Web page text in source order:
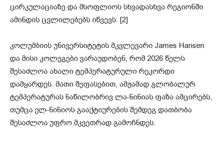
ცირკულაციაზე და მსოფლიოს სხვადასხვა რეგიონში
ამინდის ცვლილებებს იწვევს. [2]
კოლუმბიის უნივერსიტეტის მკვლევარი James Hansen
და მისი კოლეგები ვარაუდობენ, რომ 2026 წელს
შესაძლოა ახალი ტემპერატურული რეკორდი
დამყარდეს. მათი შეფასებით, ამჟამად გლობალურ
ტემპერატურას ნაწილობრივ ლა-ნინიას ფაზა ამცირებს,
თუმცა ელ-ნინიოს გააქტიურების შემდეგ დათბობა
შესაძლოა უფრო მკვეთრად გამოჩნდეს.